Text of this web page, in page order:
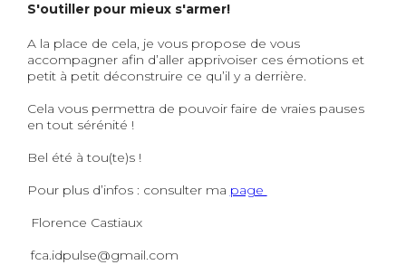
S'outiller pour mieux s'armer!
A la place de cela, je vous propose de vous
accompagner afin d’aller apprivoiser ces émotions et
petit à petit déconstruire ce qu’il y a derrière.
Cela vous permettra de pouvoir faire de vraies pauses
en tout sérénité !
Bel été à tou(te)s !
Pour plus d’infos : consulter ma page
Florence Castiaux
fca.idpulse@gmail.com